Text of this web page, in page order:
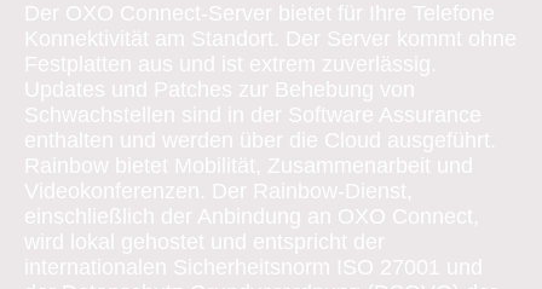
Der OXO Connect-Server bietet für Ihre Telefone
Konnektivität am Standort. Der Server kommt ohne
Festplatten aus und ist extrem zuverlässig.
Updates und Patches zur Behebung von
Schwachstellen sind in der Software Assurance
enthalten und werden über die Cloud ausgeführt.
Rainbow bietet Mobilität, Zusammenarbeit und
Videokonferenzen. Der Rainbow-Dienst,
einschließlich der Anbindung an OXO Connect,
wird lokal gehostet und entspricht der
internationalen Sicherheitsnorm ISO 27001 und